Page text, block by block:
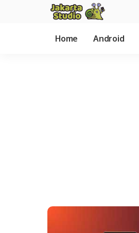
Home Android